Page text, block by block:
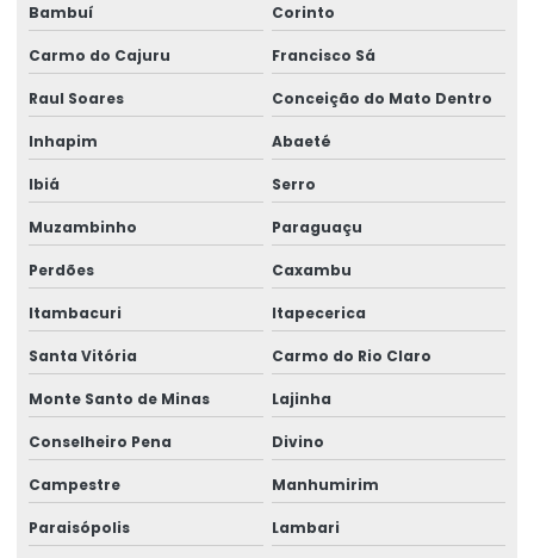
Bambuí Corinto
Carmo do Cajuru Francisco Sá
Raul Soares Conceição do Mato Dentro
Inhapim Abaeté
Ibiá Serro
Muzambinho Paraguaçu
Perdões Caxambu
Itambacuri Itapecerica
Santa Vitória Carmo do Rio Claro
Monte Santo de Minas Lajinha
Conselheiro Pena Divino
Campestre Manhumirim
Paraisópolis Lambari